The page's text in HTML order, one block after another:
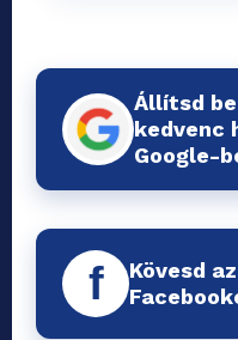
Állítsd
kedvenc
Google-
f
Kövesd